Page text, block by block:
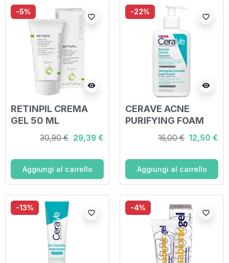
-5%
visibility
favorite_border
RETINPIL CREMA
GEL 50 ML
30,90 € 29,39 €
Aggiungi al carrello
-22%
visibility
favorite_border
CERAVE ACNE
PURIFYING FOAM
GEL CLEANSER 236
16,00 € 12,50 €
Aggiungi al carrello
-13%
favorite_border
-4%
favorite_border